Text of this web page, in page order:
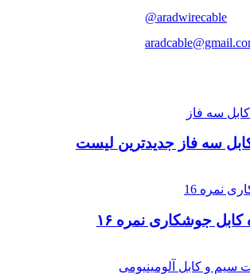
@aradwirecable
سه فاز جدیدترین لیست
جوشکاری نمره ۱۶